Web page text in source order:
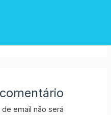
email não será